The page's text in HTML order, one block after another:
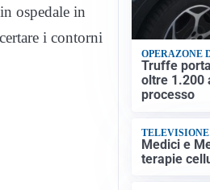
ospedale in
i contorni
OPERAZONE
Truffe
oltre 1.200
processo
TELEVISIONE
Medici e
terapie